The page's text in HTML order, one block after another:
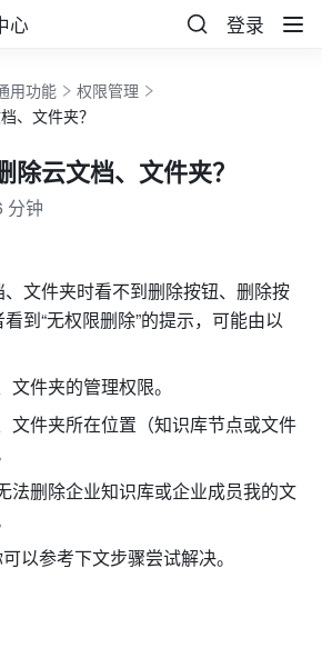
心 登录
用功能
权限管理
、文件夹？
除云文档、文件夹？
分钟
文件夹时看不到删除按钮、删除按
到“无权限删除”的提示，可能由以
文件夹的管理权限。
文件夹所在位置（知识库节点或文件
法删除企业知识库或企业成员我的文
以参考下文步骤尝试解决。